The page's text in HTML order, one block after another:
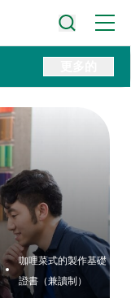
咖哩菜式的製作基礎
證書（兼讀制）